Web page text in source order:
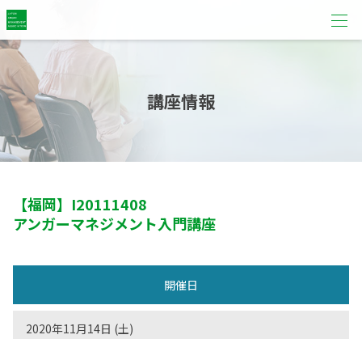
講座情報
【福岡】 I20111408
アンガーマネジメント入門講座
開催日
2020年11月14日 (土)